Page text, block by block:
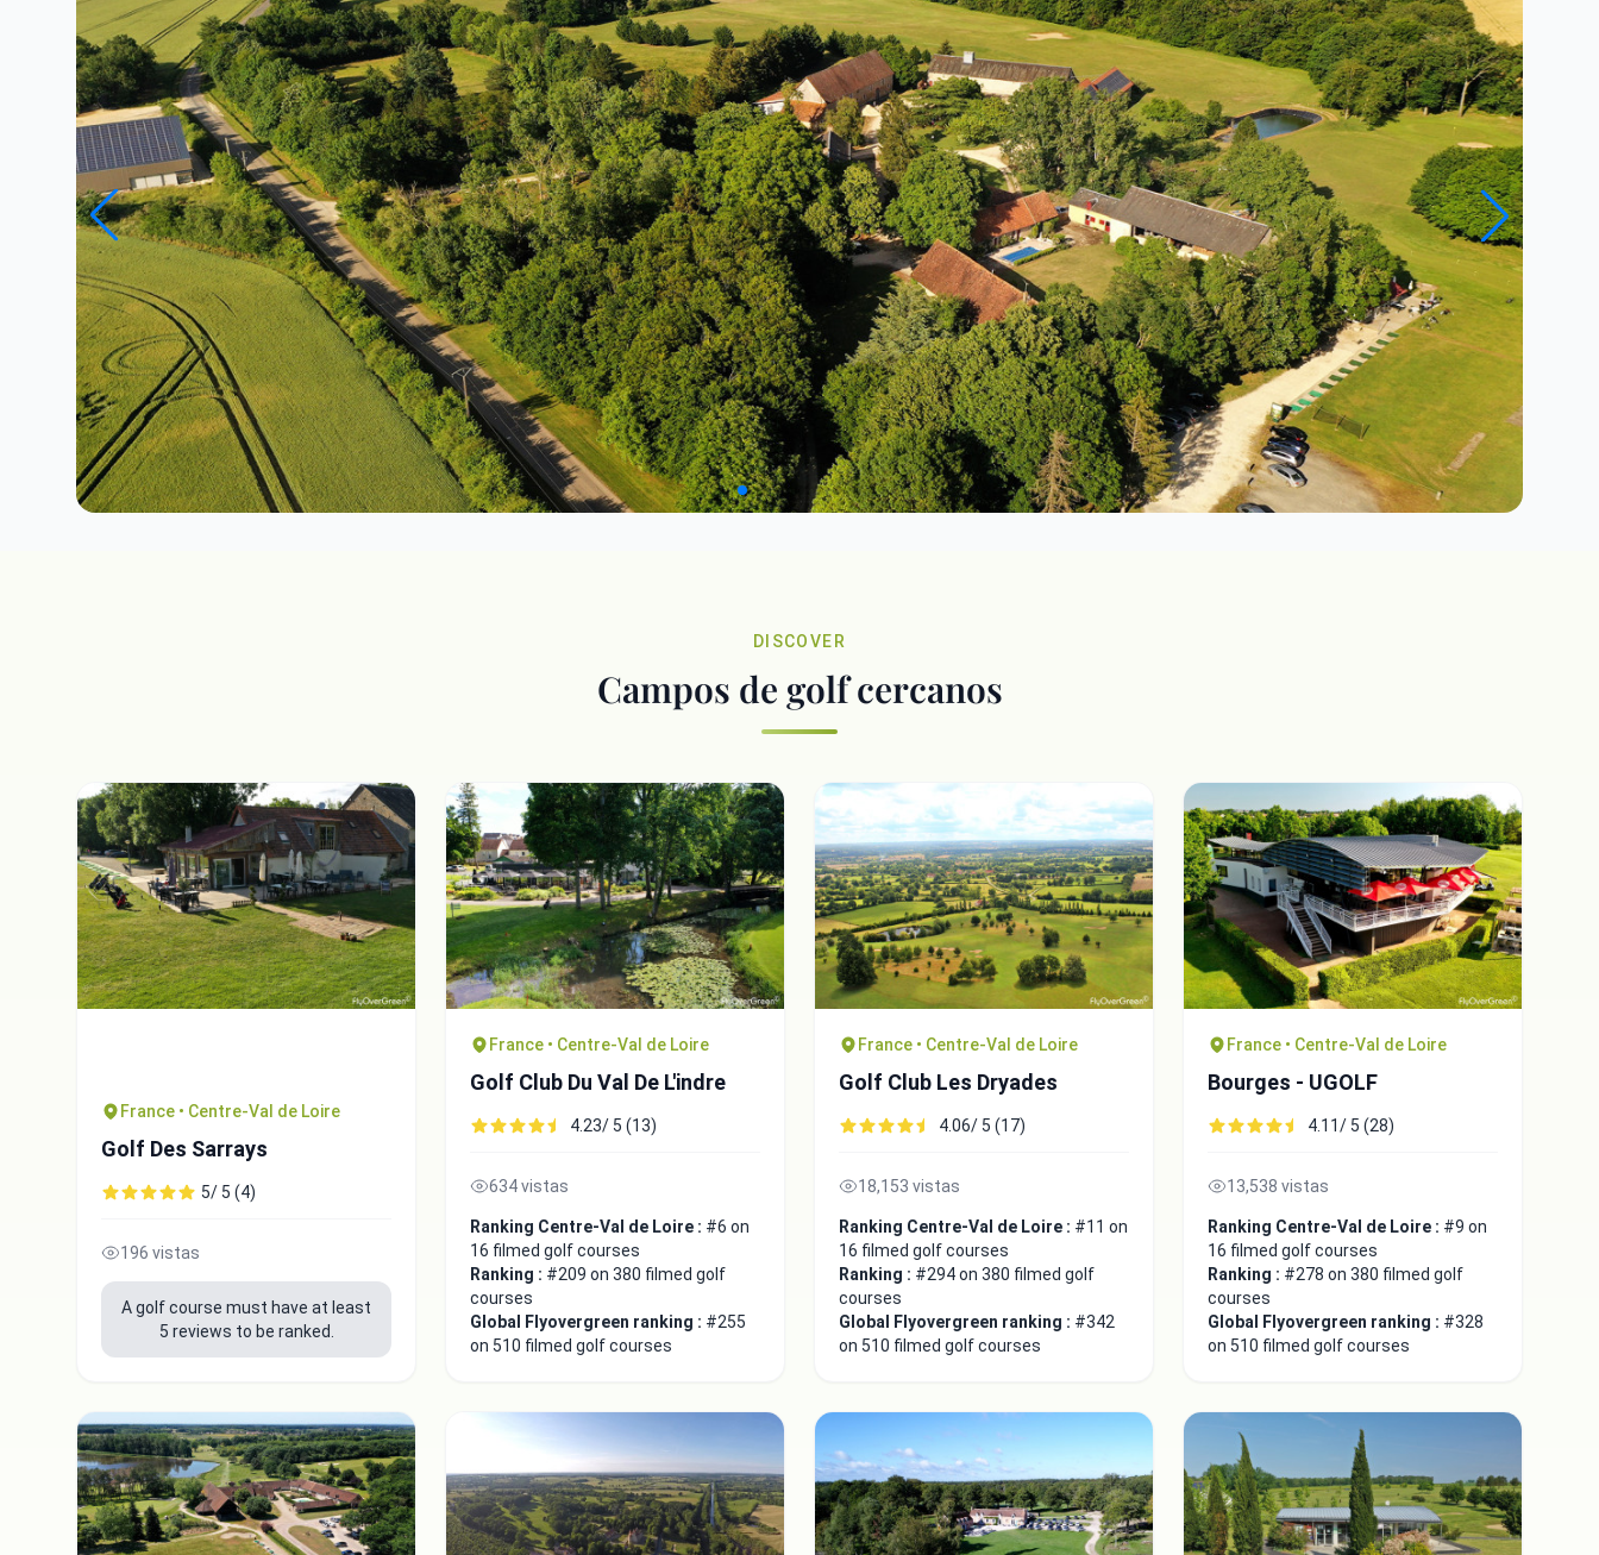
DISCOVER
Campos de golf cercanos
France • Centre-Val de Loire
Golf Des Sarrays
5/ 5 (4)
196 vistas
A golf course must have at least
5 reviews to be ranked.
France • Centre-Val de Loire
Golf Club Du Val De L'indre
4.23/ 5 (13)
634 vistas
Ranking Centre-Val de Loire : #6 on
16 filmed golf courses
Ranking : #209 on 380 filmed golf
courses
Global Flyovergreen ranking : #255
on 510 filmed golf courses
France • Centre-Val de Loire
Golf Club Les Dryades
4.06/ 5 (17)
18,153 vistas
Ranking Centre-Val de Loire : #11 on
16 filmed golf courses
Ranking : #294 on 380 filmed golf
courses
Global Flyovergreen ranking : #342
on 510 filmed golf courses
France • Centre-Val de Loire
Bourges - UGOLF
4.11/ 5 (28)
13,538 vistas
Ranking Centre-Val de Loire : #9 on
16 filmed golf courses
Ranking : #278 on 380 filmed golf
courses
Global Flyovergreen ranking : #328
on 510 filmed golf courses
Close